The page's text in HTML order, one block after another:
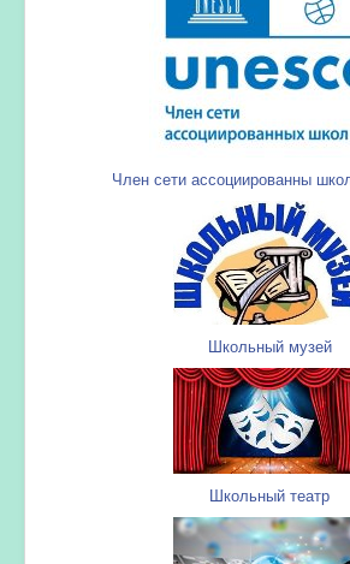
Член сети ассоциированны
Школьный музей
Школьный театр